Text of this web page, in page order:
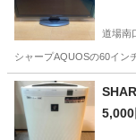
道場南
シャープAQUOSの60イン
兵庫 神戸市 道
5,000